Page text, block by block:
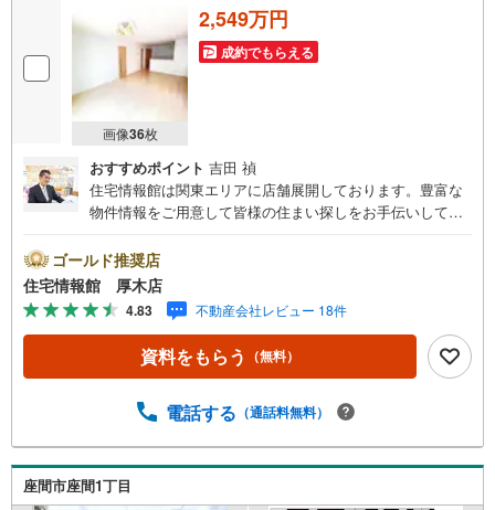
画像36枚
2,549万円
成約でもらえる
おすすめポイント 吉田 禎
住宅情報館は関東エリアに店舗展開しております。豊富な
物件情報をご用意して皆様の住まい探しをお手伝いしてお
さい。住宅ローン相談会も同時開催中無理のない住宅ロー
ンの試算やご購入の際にかかる諸費用の概算も行っており
ます。しっかりとした資金計画のアドバイスをさせて頂き
ますので、お気軽にご相談ください。
ゴールド推奨店
住宅情報館 厚木店
4.83 不動産会社レビュー 18件
資料をもらう （無料）
電話する （通話料無料）
座間市座間1丁目